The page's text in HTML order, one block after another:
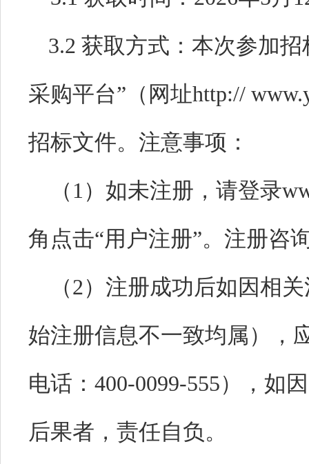
3.2 获取方式：本次参加
采购平台”（网址http://
招标文件。注意事项：
（ 1 ）如未注册，请登录
角点击“用户注册”。注册咨
（2）注册成功后如因相
始注册信息不一致均属），
电话： 400-0099-555），如
后果者，责任自负。